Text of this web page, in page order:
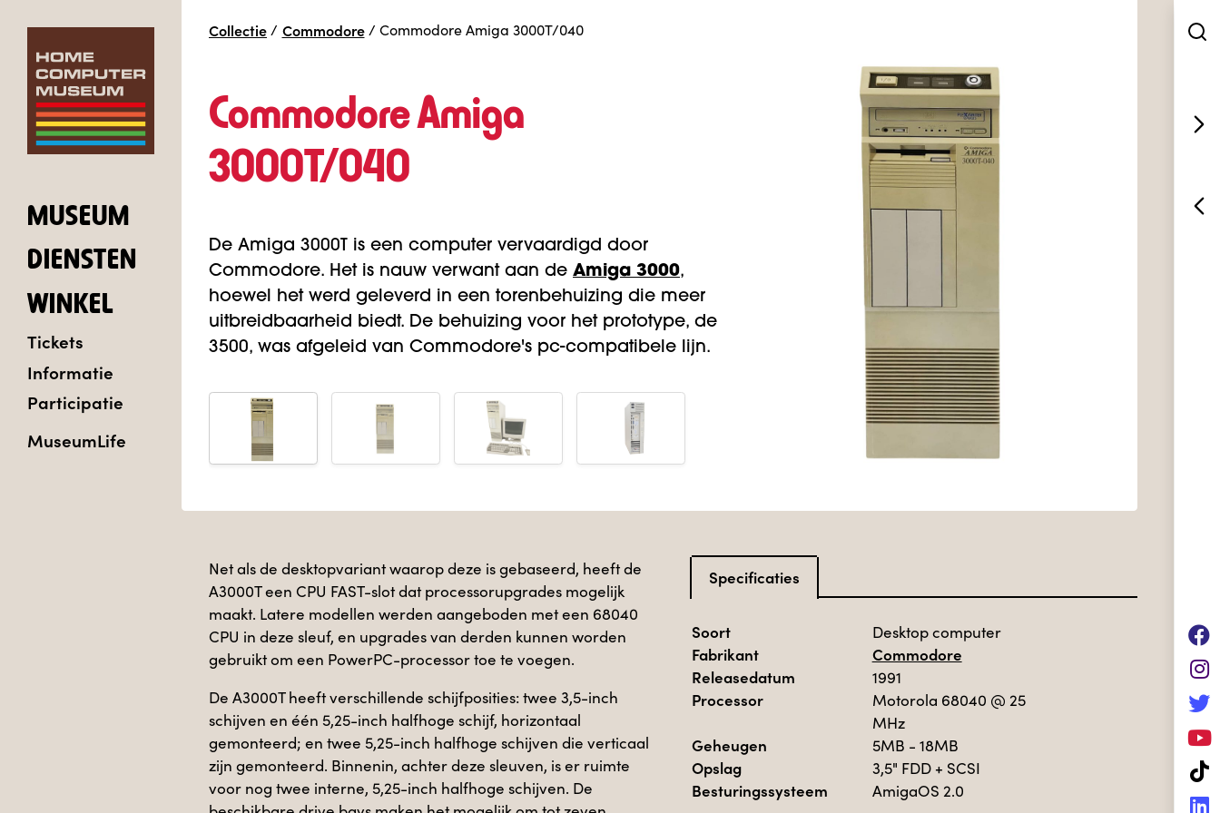
MUSEUM
DIENSTEN
WINKEL
Tickets
Informatie
Participatie
MuseumLife
Collectie / Commodore / Commodore Amiga 3000T/040
Commodore Amiga
3000T/040
De Amiga 3000T is een computer vervaardigd door
Commodore. Het is nauw verwant aan de Amiga 3000,
hoewel het werd geleverd in een torenbehuizing die meer
uitbreidbaarheid biedt. De behuizing voor het prototype, de
3500, was afgeleid van Commodore's pc-compatibele lijn.
Net als de desktopvariant waarop deze is gebaseerd, heeft de
A3000T een CPU FAST-slot dat processorupgrades mogelijk
maakt. Latere modellen werden aangeboden met een 68040
CPU in deze sleuf, en upgrades van derden kunnen worden
gebruikt om een ​​PowerPC-processor toe te voegen.
De A3000T heeft verschillende schijfposities: twee 3,5-inch
schijven en één 5,25-inch halfhoge schijf, horizontaal
gemonteerd; en twee 5,25-inch halfhoge schijven die verticaal
zijn gemonteerd. Binnenin, achter deze sleuven, is er ruimte
voor nog twee interne, 5,25-inch halfhoge schijven. De
Specificaties
Soort Desktop computer
Fabrikant
Commodore
Releasedatum
1991
Processor Motorola 68040 @ 25
MHz
Geheugen 5MB - 18MB
Opslag 3,5" FDD + SCSI
Besturingssysteem AmigaOS 2.0